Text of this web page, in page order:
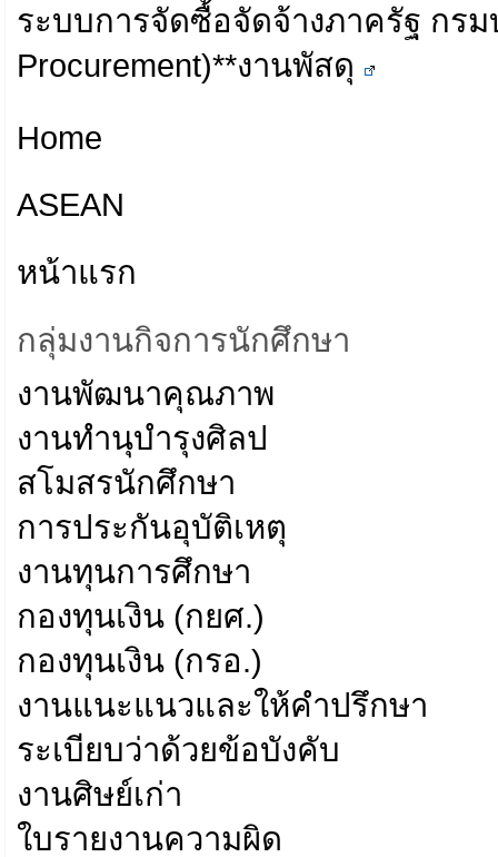
ระบบการจัดซื้อจัดจ้างภาครัฐ กร
Procurement)**งานพัสดุ
Home
ASEAN
หน้าแรก
กลุ่มงานกิจการนักศึกษา
งานพัฒนาคุณภาพ
งานทำนุบำรุงศิลป
สโมสรนักศึกษา
การประกันอุบัติเหตุ
งานทุนการศึกษา
กองทุนเงิน (กยศ.)
กองทุนเงิน (กรอ.)
งานแนะแนวและให้คำปรึกษา
ระเบียบว่าด้วยข้อบังคับ
งานศิษย์เก่า
ใบรายงานความผิด